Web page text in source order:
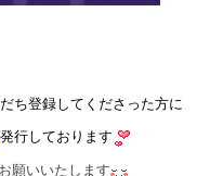
ち登録してくださった方に
発行しております
願いいたします